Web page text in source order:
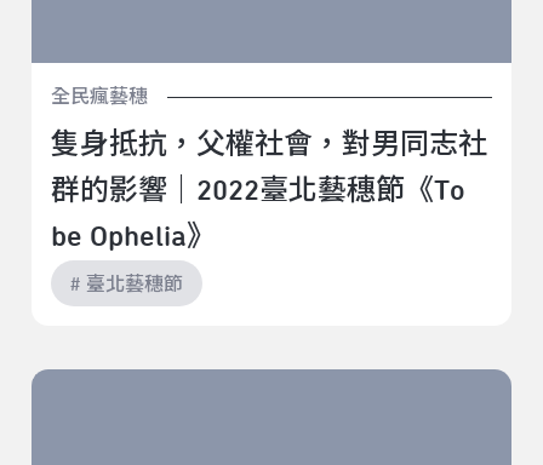
全民瘋藝穗
隻身抵抗，父權社會，對男同志社
群的影響｜2022臺北藝穗節《To
be Ophelia》
# 臺北藝穗節
消失的45分鐘｜2022臺北藝穗節《欸！我開玩笑的！